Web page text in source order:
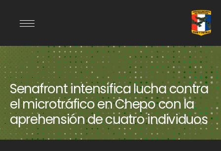
Senafront intensifica lucha contra
el microtráfico en Chepo con la
aprehensión de cuatro individuos